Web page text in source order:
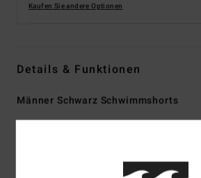
Kaufen Sie andere Optionen
Details & Funktionen
Männer Schwarz Schwimmshorts
StyleABYBS00452 Farbcodebsp